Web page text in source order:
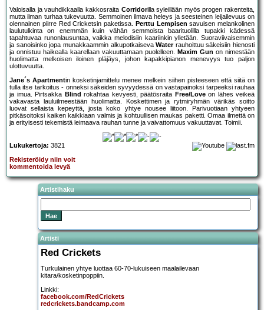
Valoisalla ja vauhdikkaalla kakkosraita Corridorilla syleillään myös progen rakenteita,
mutta ilman turhaa tukevuutta. Semmoinen ilmava heleys ja seesteinen leijailevuus on
olennainen piirre Red Cricketsin paketissa. Perttu Lempisen savuisen melankolinen
laulutulkinta on enemmän kuin vähän semmoista baarituolilla tupakki kädessä
tapahtuvaa runonlausuntaa, vaikka melodisiin kaariinkin ylletään. Suoraviivaisemmin
ja sanoisinko jopa munakkaammin alkupotkaisevaWaterrauhoittuu säkeisiin hienosti
ja onnistuu haikealla kaarellaan vakuuttamaan puolelleen. Maxim Gun on nimestään
huolimatta melkoisen iloinen pläjäys, johon kapakkipianon menevyys tuo paljon
ulottuvuutta.
Jane´s Apartmentin kosketinjamittelu menee melkein siihen pisteeseen että siitä on
tulla itse tarkoitus - onneksi säkeiden syvyydessä on vastapainoksi tarpeeksi rauhaa
ja imua. Pirtsakka Blind rokahtaa kevyesti, päätösraita Free/Loveon lähes veikeä
vakavasta lauluilmeestään huolimatta. Koskettimen ja rytmiryhmän värikäs soitto
luovat sellaista kepeyttä, josta koko yhtye nousee liitoon. Parivuotiaan yhtyeen
pitkäsoitoksi kaiken kaikkiaan valmis ja kohtuullisen maukas paketti. Omaa ilmettä on
ja erityisesti tekemistä leimaava rauhan tunne ja vaivattomuus vakuuttavat. Toimii.
Lukukertoja: 3821
Rekisteröidy niin voit
kommentoida levyä
Artistihaku
Artisti
Red Crickets
Turkulainen yhtye luottaa 60-70-lukuiseen maalailevaan
kitara/kosketinpoppiin.
Linkki:
facebook.com/RedCrickets
redcrickets.bandcamp.com